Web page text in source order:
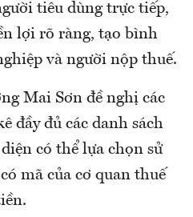
tiêu dùng trực tiếp,
lợi rõ ràng, tạo bình
và người nộp thuế.
Mai Sơn đề nghị các
đầy đủ các danh sách
có thể lựa chọn sử
mã của cơ quan thuế